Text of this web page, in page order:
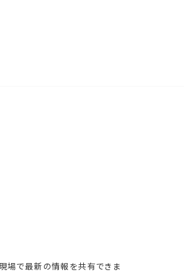
場で最新の情報を共有できま